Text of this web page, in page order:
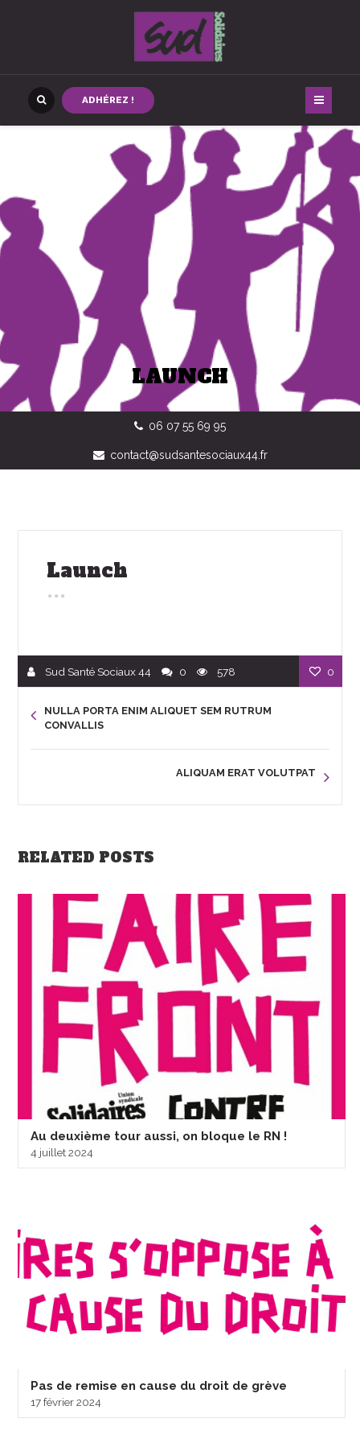
ADHÉREZ !
LAUNCH
06 07 55 69 95
contact@sudsantesociaux44.fr
Launch
Sud Santé Sociaux 44 0 578 0
NULLA PORTA ENIM ALIQUET SEM RUTRUM
CONVALLIS
ALIQUAM ERAT VOLUTPAT
RELATED POSTS
Au deuxième tour aussi, on bloque le RN !
4 juillet 2024
Pas de remise en cause du droit de grève
17 février 2024